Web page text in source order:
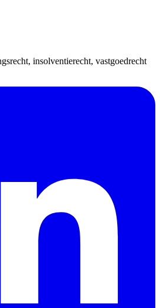
insolventierecht, vastgoedrecht